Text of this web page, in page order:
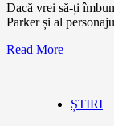
Dacă vrei să-ți
Parker și al
Read More
ȘTIRI